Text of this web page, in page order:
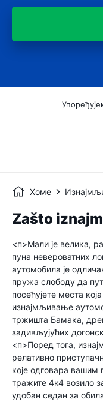
Хоме
Zašto
<п>Мали је велика,
пуна невероватних
аутомобила је
пружа слободу да
посећујете места
изнајмљивање
тржишта Бамака,
задивљујућих
<п>Поред тога,
релативно
које одговара вашим
тражите 4к4 возило
удобан седан за